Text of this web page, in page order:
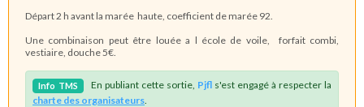
Départ 2 h avant la marée haute, coefficient de marée 92.
Une combinaison peut être louée a l école de voile, forfait combi,
vestiaire, douche 5€.
Info TMS En publiant cette sortie, Pjfl s'est engagé à respecter la
charte des organisateurs